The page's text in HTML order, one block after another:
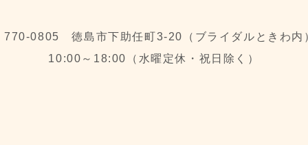
770-0805 徳島市下助任町3-20（ブライダルときわ内
10:00～18:00（水曜定休・祝日除く）